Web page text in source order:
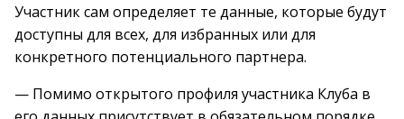
Участник сам определяет те данные, которые будут
доступны для всех, для избранных или для
конкретного потенциального партнера.
— Помимо открытого профиля участника Клуба в